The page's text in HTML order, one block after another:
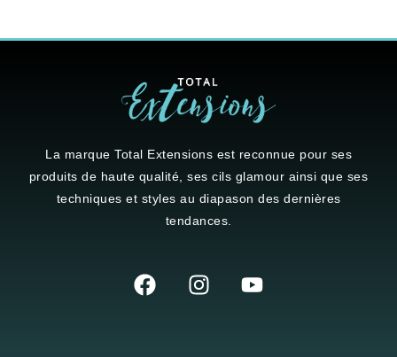
La marqueTotal Extensionsest reconnue pour ses
produits de haute qualité, ses cils glamour ainsi que ses
techniques et styles au diapason des dernières